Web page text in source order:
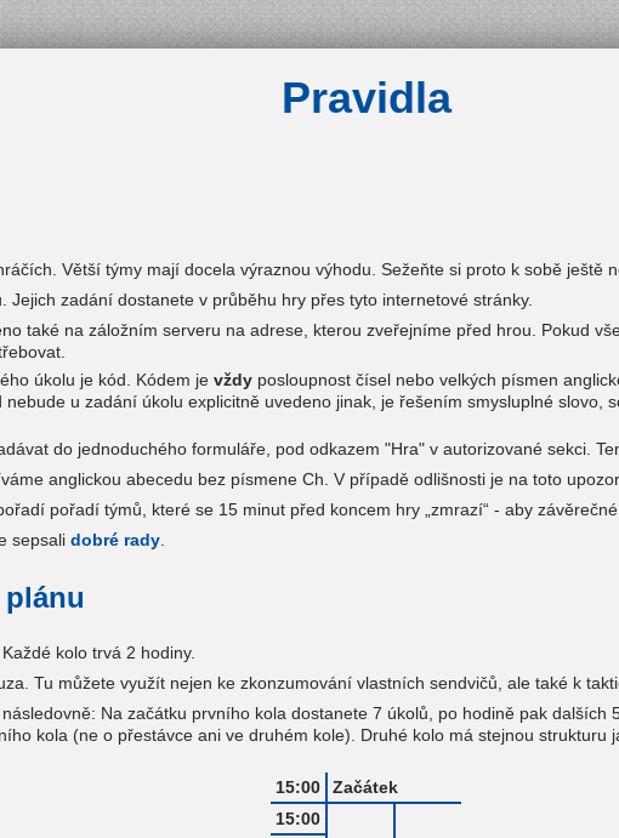
Pravidla
Větší týmy mají docela výraznou výhodu. Sežeňte si proto k sobě ještě
Jejich zadání dostanete v průběhu hry přes tyto internetové stránky.
také na záložním serveru na adrese, kterou zveřejníme před hrou. Pokud
úkolu je kód. Kódem jevždy posloupnost čísel nebo velkých písmen
nebude u zadání úkolu explicitně uvedeno jinak, je řešením smysluplné slovo,
do jednoduchého formuláře, pod odkazem "Hra" v autorizované sekci.
anglickou abecedu bez písmene Ch. V případě odlišnosti je na toto
pořadí týmů, které se 15 minut před koncem hry „zmrazí“ - aby
sepsalidobré rady
kolo trvá 2 hodiny.
Tu můžete využít nejen ke zkonzumování vlastních sendvičů, ale také k
Na začátku prvního kola dostanete 7 úkolů, po hodině pak dalších
kola (ne o přestávce ani ve druhém kole). Druhé kolo má stejnou strukturu
15:00
Začátek
15:00